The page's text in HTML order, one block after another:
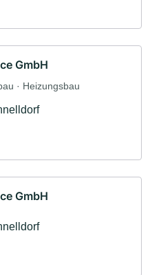
GmbH
· Heizungsbau
GmbH